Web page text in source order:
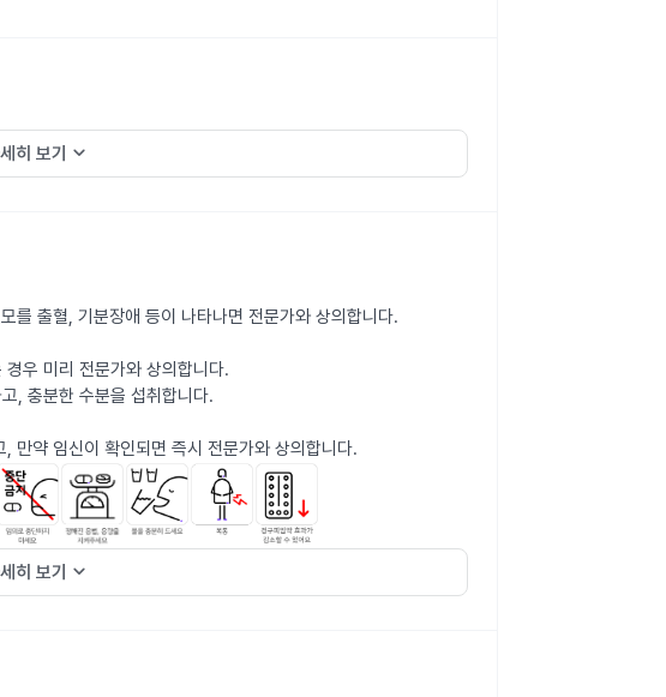
히 보기 keyboard_arrow_down
를 출혈, 기분장애 등이 나타나면 전문가와 상의합니다.
우 미리 전문가와 상의합니다.
, 충분한 수분을 섭취합니다.
만약 임신이 확인되면 즉시 전문가와 상의합니다.
히 보기 keyboard_arrow_down